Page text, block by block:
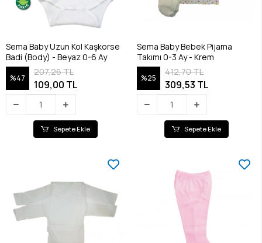
Sema Baby Uzun Kol Kaşkorse
Badi (Body) - Beyaz 0-6 Ay
%47
207,26 TL
109,00 TL
Sepete Ekle
Sema Baby Bebek Pijama
Takımı 0-3 Ay - Krem
%25
412,70 TL
309,53 TL
Sepete Ekle